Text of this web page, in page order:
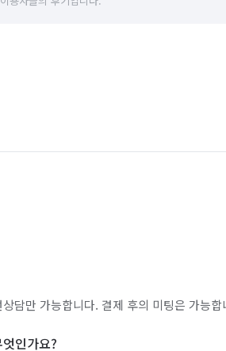
담만 가능합니다. 결제 후의 미팅은 가능합
인가요?